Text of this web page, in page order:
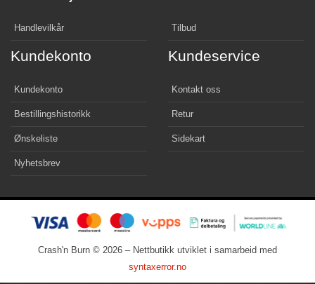
Handlevilkår Tilbud
Kundekonto
Kundekonto
Bestillingshistorikk
Ønskeliste
Nyhetsbrev
Kundeservice
Kontakt oss
Retur
Sidekart
Crash'n Burn © 2026 – Nettbutikk utviklet i samarbeid med
syntaxerror.no